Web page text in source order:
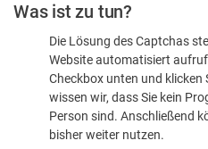
sind
Was ist zu tun?
Die Lösung des Captchas
Website automatisiert
Checkbox unten und klicken
wissen wir, dass Sie kein
Person sind. Anschließend
bisher weiter nutzen.